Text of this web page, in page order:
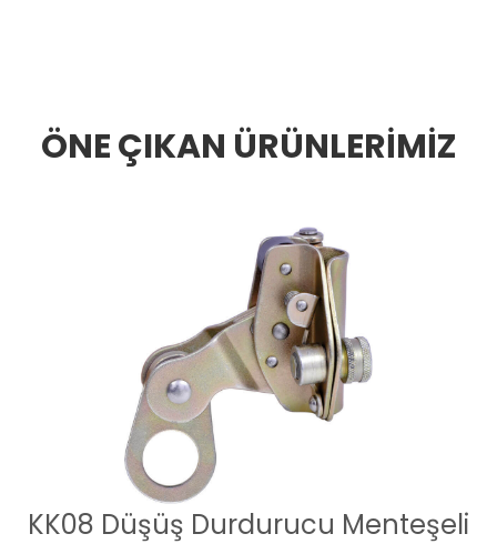
ÖNE ÇIKAN ÜRÜNLERİMİZ
KK08 Düşüş Durdurucu Menteşeli